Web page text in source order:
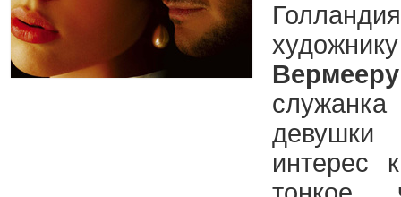
Вермееру
интерес